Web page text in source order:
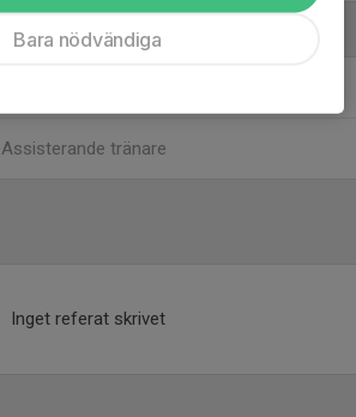
Assisterande tränare
Inget referat skrivet
Bara nödvändiga